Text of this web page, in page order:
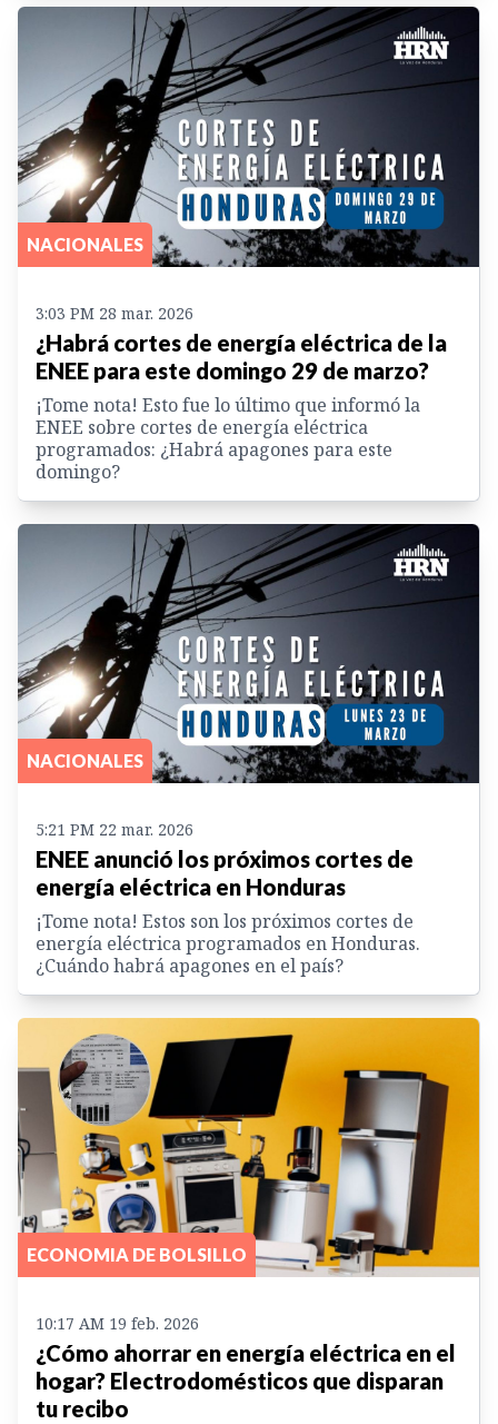
NACIONALES
3:03 PM 28 mar. 2026
¿Habrá cortes de energía eléctrica de la
ENEE para este domingo 29 de marzo?
¡Tome nota! Esto fue lo último que informó la
ENEE sobre cortes de energía eléctrica
programados: ¿Habrá apagones para este
domingo?
NACIONALES
5:21 PM 22 mar. 2026
ENEE anunció los próximos cortes de
energía eléctrica en Honduras
¡Tome nota! Estos son los próximos cortes de
energía eléctrica programados en Honduras.
¿Cuándo habrá apagones en el país?
ECONOMIA DE BOLSILLO
10:17 AM 19 feb. 2026
¿Cómo ahorrar en energía eléctrica en el
hogar? Electrodomésticos que disparan
tu recibo